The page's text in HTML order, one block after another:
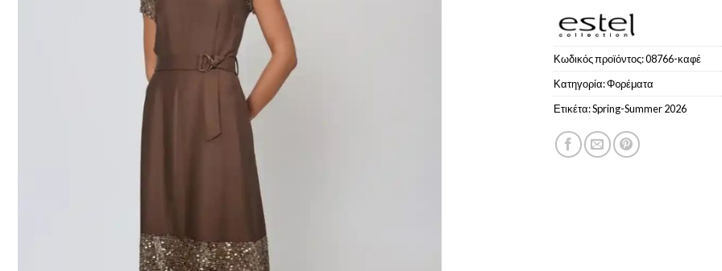
Κωδικός προϊόντος:08766-καφέ
Κατηγορία:Φoρέματα
Ετικέτα:Spring-Summer 2026